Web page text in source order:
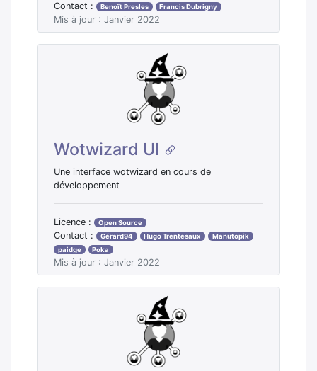
Contact : Benoît Presles Francis Dubrigny
Mis à jour : Janvier 2022
Wotwizard UI
Une interface wotwizard en cours de
développement
Licence : Open Source
Contact : Gérard94 Hugo Trentesaux
Manutopik
paidge
Poka
Mis à jour : Janvier 2022